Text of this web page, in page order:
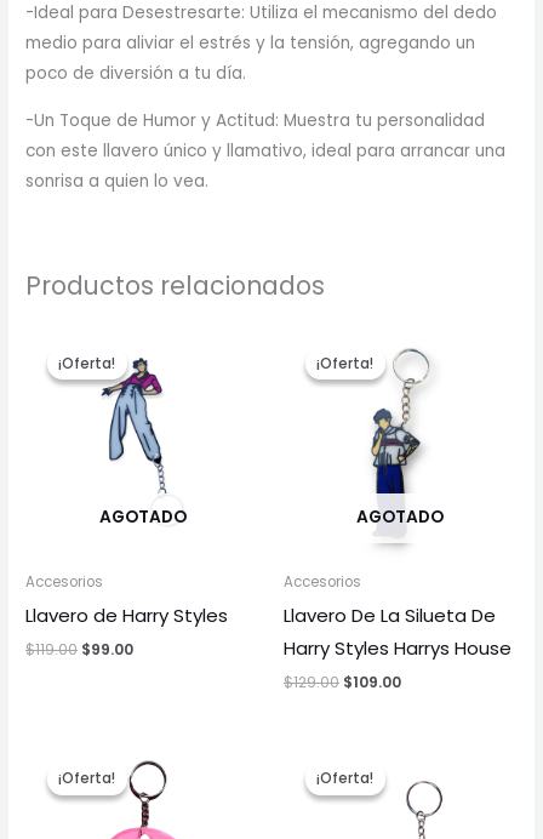
-Ideal para Desestresarte: Utiliza el mecanismo del dedo
medio para aliviar el estrés y la tensión, agregando un
poco de diversión a tu día.
-Un Toque de Humor y Actitud: Muestra tu personalidad
con este llavero único y llamativo, ideal para arrancar una
sonrisa a quien lo vea.
Productos relacionados
¡Oferta!
AGOTADO
¡Oferta!
Accesorios
Llavero de Harry Styles
$119.00
precio
original
era:
$119.00.
$99.00
precio
actual
es:
$99.00.
¡Oferta!
AGOTADO
¡Oferta!
Accesorios
Llavero De La Silueta De
Harry Styles Harrys House
$129.00
precio
original
era:
$129.00.
$109.00
precio
actual
es:
$109.00.
¡Oferta!
¡Oferta!precio
original
era:
$139.00.
precio
actual
es:
$99.00.
¡Oferta!
¡Oferta!
precio
original
era:
actual
es:
$49.00.